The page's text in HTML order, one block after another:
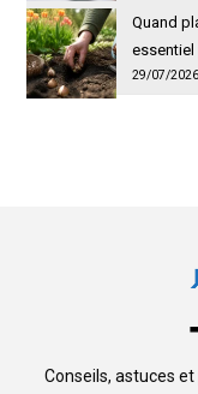
Quand
29/07/2026
Conseils, astuces